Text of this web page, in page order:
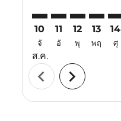
10
จั
ส.ค.
11
อั
12
พุ
13
พฤ
14
ศุ
chevron_left chevron_right